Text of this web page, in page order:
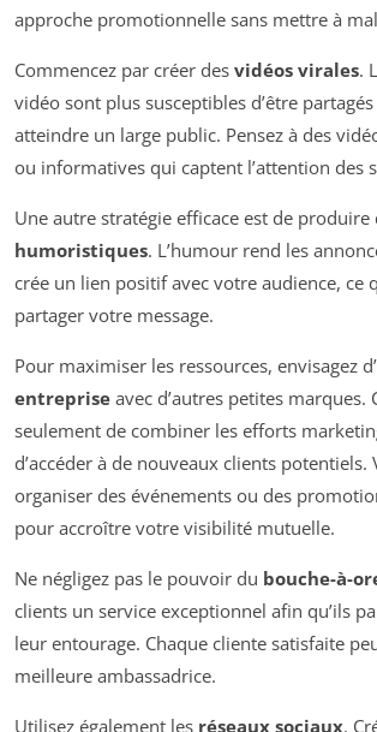
approche promotionnelle sans mettre à
Commencez par créer des vidéos virales.
vidéo sont plus susceptibles d’être
atteindre un large public. Pensez à des
ou informatives qui captent l’attention des
Une autre stratégie efficace est de produire
humoristiques. L’humour rend les
crée un lien positif avec votre audience, ce
partager votre message.
Pour maximiser les ressources, envisagez d’
entreprise avec d’autres petites marques.
seulement de combiner les efforts
d’accéder à de nouveaux clients potentiels.
organiser des événements ou des
pour accroître votre visibilité mutuelle.
Ne négligez pas le pouvoir du bouche-à-
clients un service exceptionnel afin qu’ils
leur entourage. Chaque cliente satisfaite
meilleure ambassadrice.
Utilisez également les réseaux sociaux.